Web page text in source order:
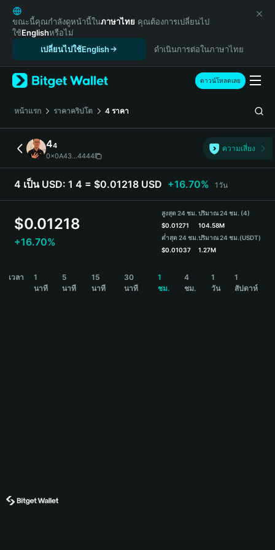
English
日本語
Tiếng Việt
Español (Latinoamérica)
Türkçe
Français
Deutsch
简体中文
繁體中文
Português (Portugal)
Bahasa Indonesia
ภาษาไทย
Español
Español (Argentina)
ขณะนี้คุณกำลังดูหน้านี้ในภาษาไทย คุณต้องการเปลี่ยนไป
ใช้Englishหรือไม่
เปลี่ยนไปใช้English
ดำเนินการต่อในภาษาไทย
ดาวน์โหลดเลย
หน้าแรก ราคาคริปโต 4 ราคา
44
0x0A43...4444
ความเสี่ยง
4 เป็น USD: 1 4 = $0.01218 USD +16.70% 1วัน
$0.01218
+16.70%
สูงสุด 24 ชม.
$0.01271
ต่ำสุด 24 ชม.
$0.01037
ปริมาณ 24 ชม. (4)
104.58M
ปริมาณ 24 ชม.(USDT)
1.27M
เวลา
1
นาที
5
นาที
15
นาที
30
นาที
1
ชม.
4
ชม.
1
วัน
1
สัปดาห์